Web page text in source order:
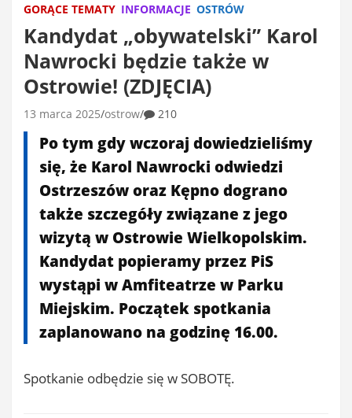
GORĄCE TEMATY INFORMACJE OSTRÓW
Kandydat „obywatelski” Karol
Nawrocki będzie także w
Ostrowie! (ZDJĘCIA)
13 marca 2025 ostrow 210
Po tym gdy wczoraj dowiedzieliśmy
się, że Karol Nawrocki odwiedzi
Ostrzeszów oraz Kępno dograno
także szczegóły związane z jego
wizytą w Ostrowie Wielkopolskim.
Kandydat popieramy przez PiS
wystąpi w Amfiteatrze w Parku
Miejskim. Początek spotkania
zaplanowano na godzinę 16.00.
Spotkanie odbędzie się w SOBOTĘ.